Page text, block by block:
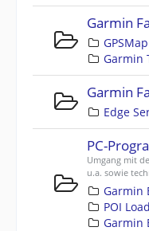
Garmin
Garmin
Garmin
Edge
PC-
Umgang mit
u.a. sowie
Garmin
POI
Garmin